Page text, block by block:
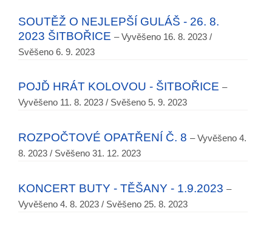
SOUTĚŽ O NEJLEPŠÍ GULÁŠ - 26. 8.
2023 ŠITBOŘICE – Vyvěšeno 16. 8. 2023 /
Svěšeno 6. 9. 2023
POJĎ HRÁT KOLOVOU - ŠITBOŘICE –
Vyvěšeno 11. 8. 2023 / Svěšeno 5. 9. 2023
ROZPOČTOVÉ OPATŘENÍ Č. 8 – Vyvěšeno 4.
8. 2023 / Svěšeno 31. 12. 2023
KONCERT BUTY - TĚŠANY - 1.9.2023 –
Vyvěšeno 4. 8. 2023 / Svěšeno 25. 8. 2023